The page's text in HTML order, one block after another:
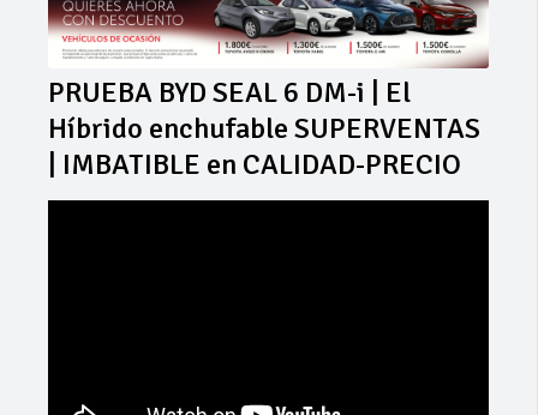
PRUEBA BYD SEAL 6 DM-i | El
Híbrido enchufable SUPERVENTAS
| IMBATIBLE en CALIDAD-PRECIO